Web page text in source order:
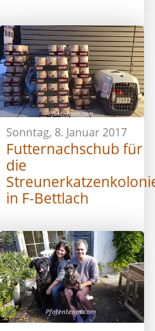
Sonntag, 8. Januar 2017
Futternachschub für
die
in F-Bettlach